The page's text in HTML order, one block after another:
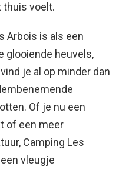
thuis voelt.
Arbois is als een
glooiende heuvels,
je al op minder dan
Of je nu een
of een meer
Camping Les
vleugje